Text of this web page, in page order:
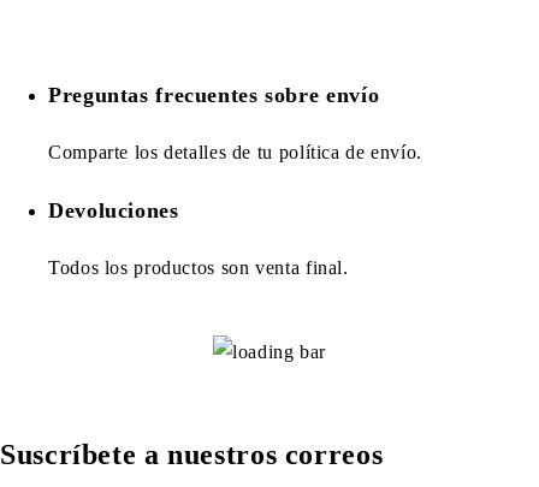
Preguntas frecuentes sobre envío
Comparte los detalles de tu política de envío.
Devoluciones
Todos los productos son venta final.
Suscríbete a nuestros correos